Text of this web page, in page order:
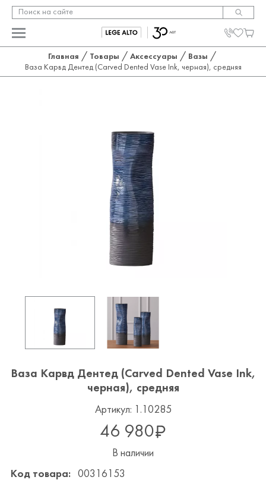
Главная / Товары / Аксессуары / Вазы /
Ваза Карвд Дентед (Carved Dented Vase Ink, черная), средняя
Ваза Карвд Дентед (Carved Dented Vase Ink,
черная), средняя
Артикул: 1.10285
46 980
В наличии
Код товара:
00316153